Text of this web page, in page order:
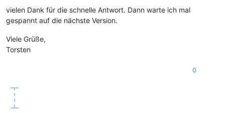
vielen Dank für die schnelle Antwort. Dann warte ich mal
gespannt auf die nächste Version.
Viele Grüße,
Torsten
0